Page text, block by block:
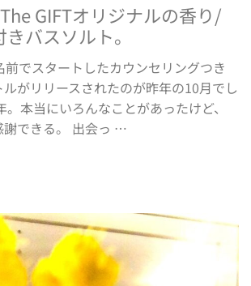
GIFTオリジナルの香り/
バスソルト。
前でスタートしたカウンセリングつき
がリリースされたのが昨年の10月でし
本当にいろんなことがあったけど、
謝できる。 出会っ …